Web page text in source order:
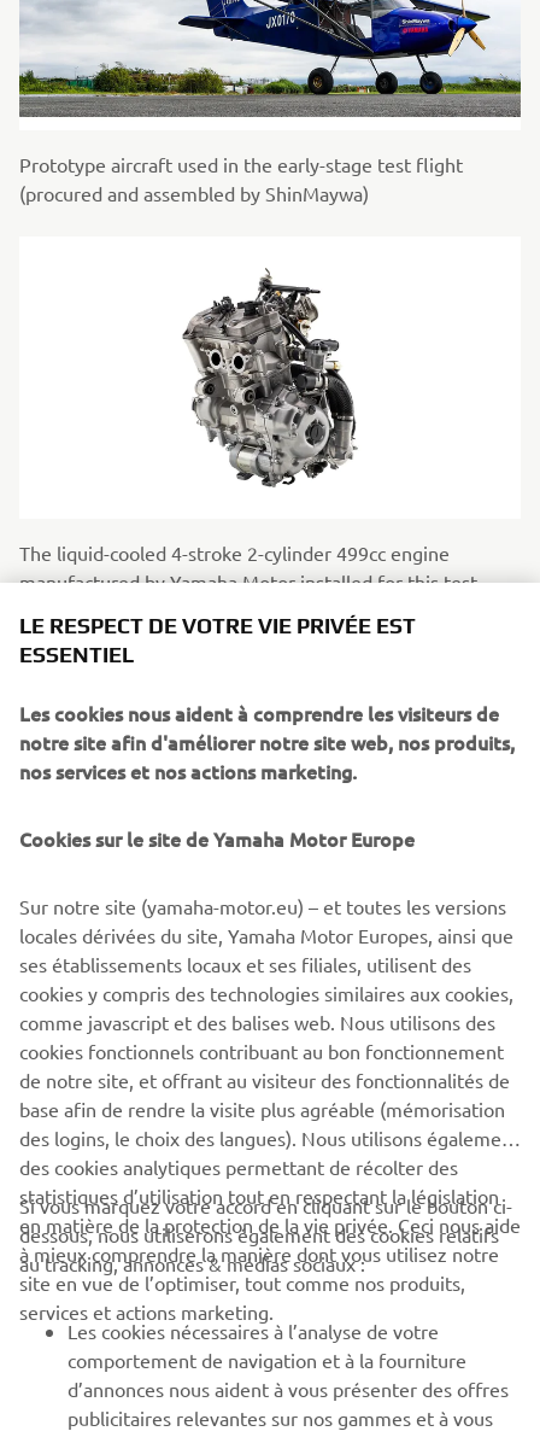
Prototype aircraft used in the early-stage test flight
(procured and assembled by ShinMaywa)
The liquid-cooled 4-stroke 2-cylinder 499cc engine
manufactured by Yamaha Motor installed for this test
here
Watch the test flight video
En savoir plus
CORPORATE
BUSINESS
PLUS DE YAMAHA
SOUTIEN
LE RESPECT DE VOTRE VIE PRIVÉE EST
ESSENTIEL
Les cookies nous aident à comprendre les visiteurs de
notre site afin d'améliorer notre site web, nos produits,
nos services et nos actions marketing.
Cookies sur le site de Yamaha Motor Europe
Sur notre site (yamaha-motor.eu) – et toutes les versions
locales dérivées du site, Yamaha Motor Europes, ainsi que
ses établissements locaux et ses filiales, utilisent des
cookies y compris des technologies similaires aux cookies,
comme javascript et des balises web. Nous utilisons des
cookies fonctionnels contribuant au bon fonctionnement
de notre site, et offrant au visiteur des fonctionnalités de
base afin de rendre la visite plus agréable (mémorisation
des logins, le choix des langues). Nous utilisons également
des cookies analytiques permettant de récolter des
statistiques d’utilisation tout en respectant la législation
en matière de la protection de la vie privée. Ceci nous aide
à mieux comprendre la manière dont vous utilisez notre
site en vue de l’optimiser, tout comme nos produits,
services et actions marketing.
Si vous marquez votre accord en cliquant sur le bouton ci-
dessous, nous utiliserons également des cookies relatifs
au tracking, annonces & médias sociaux :
Les cookies nécessaires à l’analyse de votre
comportement de navigation et à la fourniture
d’annonces nous aident à vous présenter des offres
publicitaires relevantes sur nos gammes et à vous